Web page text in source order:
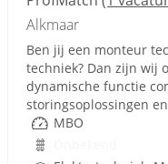
Alkmaar
Ben jij een monteur
techniek? Dan zijn wij
dynamische functie
storingsoplossingen
MBO